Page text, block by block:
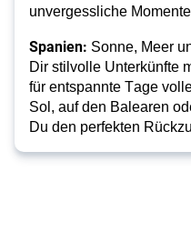
unvergessliche
Spanien: Sonne, Meer
Dir stilvolle Unterkünfte
für entspannte Tage
Sol, auf den Balearen
Du den perfekten